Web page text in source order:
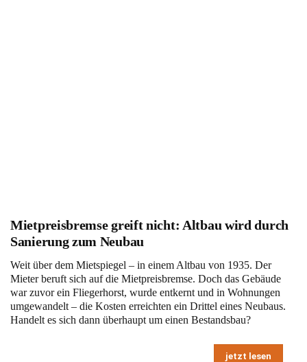
Mietpreisbremse greift nicht: Altbau wird durch
Sanierung zum Neubau
Weit über dem Mietspiegel – in einem Altbau von 1935. Der
Mieter beruft sich auf die Mietpreisbremse. Doch das Gebäude
war zuvor ein Fliegerhorst, wurde entkernt und in Wohnungen
umgewandelt – die Kosten erreichten ein Drittel eines Neubaus.
Handelt es sich dann überhaupt um einen Bestandsbau?
jetzt lesen